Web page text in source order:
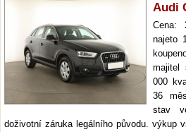
Audi
Cena:
najeto
majitel
000
36
stav
doživotní záruka legálního původu. výkup